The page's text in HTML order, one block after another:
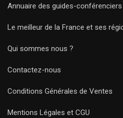
Annuaire des guides-conférenciers
Le meilleur de la France et ses
Qui sommes nous ?
Contactez-nous
Conditions Générales de Ventes
Mentions Légales et CGU